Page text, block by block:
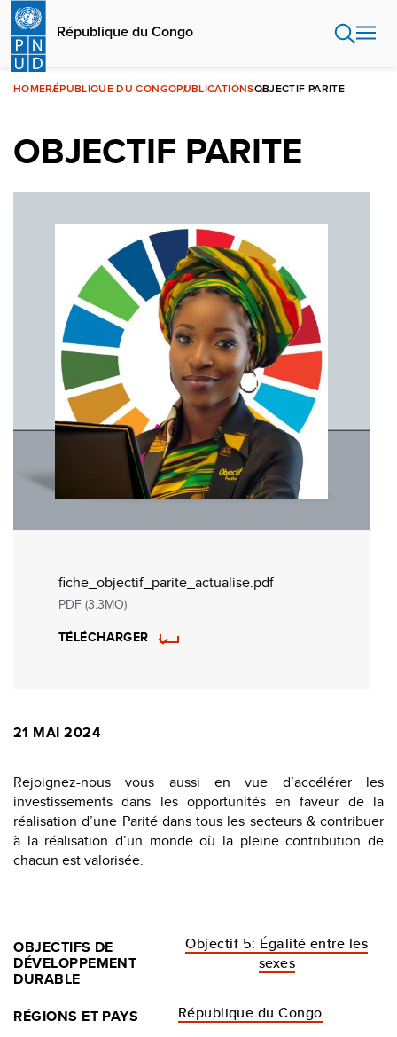
Aller
contenu
principal
République du Congo
HOMERÉPUBLIQUE DU CONGOPUBLICATIONSOBJECTIF PARITE
OBJECTIF PARITE
fiche_objectif_parite_actualise.pdf
PDF (3.3MO)
TÉLÉCHARGER
21 MAI 2024
Rejoignez-nous vous aussi en vue d’accélérer les
investissements dans les opportunités en faveur de la
réalisation d’une Parité dans tous les secteurs & contribuer
à la réalisation d’un monde où la pleine contribution de
chacun est valorisée.
OBJECTIFS DE
DÉVELOPPEMENT
DURABLE
Objectif 5: Égalité entre les
sexes
RÉGIONS ET PAYS
République du Congo